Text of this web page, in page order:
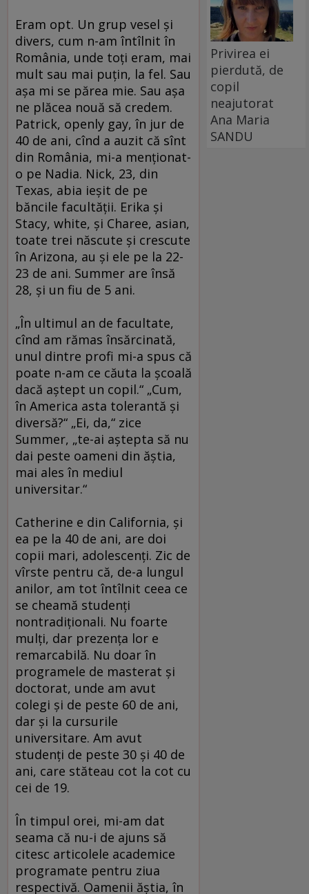
Eram opt. Un grup vesel şi
divers, cum n-am întîlnit în
România, unde toţi eram, mai
mult sau mai puţin, la fel. Sau
aşa mi se părea mie. Sau aşa
ne plăcea nouă să credem.
Patrick, openly gay, în jur de
40 de ani, cînd a auzit că sînt
din România, mi-a menţionat-
o pe Nadia. Nick, 23, din
Texas, abia ieşit de pe
băncile facultăţii. Erika şi
Stacy, white, şi Charee, asian,
toate trei născute şi crescute
în Arizona, au şi ele pe la 22-
23 de ani. Summer are însă
28, şi un fiu de 5 ani.
„În ultimul an de facultate,
cînd am rămas însărcinată,
unul dintre profi mi-a spus că
poate n-am ce căuta la şcoală
dacă aştept un copil.“ „Cum,
în America asta tolerantă şi
diversă?“ „Ei, da,“ zice
Summer, „te-ai aştepta să nu
dai peste oameni din ăştia,
mai ales în mediul
universitar.“
Catherine e din California, şi
ea pe la 40 de ani, are doi
copii mari, adolescenţi. Zic de
vîrste pentru că, de-a lungul
anilor, am tot întîlnit ceea ce
se cheamă studenţi
nontradiţionali. Nu foarte
mulţi, dar prezenţa lor e
remarcabilă. Nu doar în
programele de masterat şi
doctorat, unde am avut
colegi şi de peste 60 de ani,
dar şi la cursurile
universitare. Am avut
studenţi de peste 30 şi 40 de
ani, care stăteau cot la cot cu
cei de 19.
În timpul orei, mi-am dat
seama că nu-i de ajuns să
citesc articolele academice
programate pentru ziua
respectivă. Oamenii ăştia, în
Privirea ei
pierdută, de
copil
neajutorat
Ana Maria
SANDU